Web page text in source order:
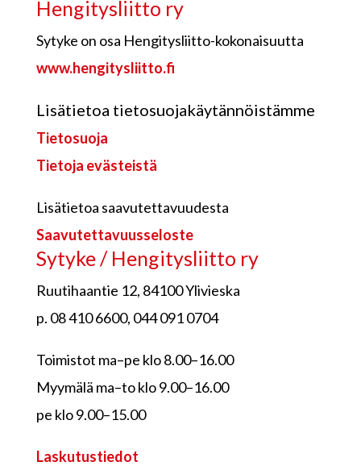
Hengitysliitto ry
Sytyke on osa Hengitysliitto-kokonaisuutta
www.hengitysliitto.fi
Lisätietoa tietosuojakäytännöistämme
Tietosuoja
Tietoja evästeistä
Lisätietoa saavutettavuudesta
Saavutettavuusseloste
Sytyke / Hengitysliitto ry
Ruutihaantie 12, 84100 Ylivieska
p. 08 410 6600, 044 091 0704
Toimistot ma–pe klo 8.00–16.00
Myymälä ma–to klo 9.00–16.00
pe klo 9.00–15.00
Laskutustiedot